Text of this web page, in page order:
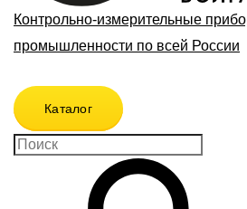
Контрольно-измерительные
промышленности по всей России
Каталог